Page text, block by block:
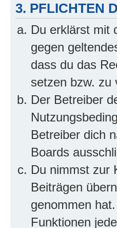
3. PFLICHTEN
Du erklärst mit
gegen
dass du das
setzen bzw. zu
Der Betreiber
Betreiber dich
Boards
Du nimmst zur
Beiträgen
genommen
Funktionen